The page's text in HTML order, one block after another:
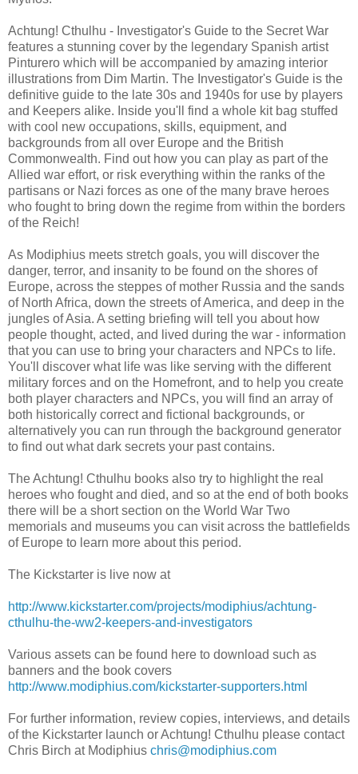
Achtung! Cthulhu - Investigator's Guide to the Secret War
features a stunning cover by the legendary Spanish artist
Pinturero which will be accompanied by amazing interior
illustrations from Dim Martin. The Investigator's Guide is the
definitive guide to the late 30s and 1940s for use by players
and Keepers alike. Inside you'll find a whole kit bag stuffed
with cool new occupations, skills, equipment, and
backgrounds from all over Europe and the British
Commonwealth. Find out how you can play as part of the
Allied war effort, or risk everything within the ranks of the
partisans or Nazi forces as one of the many brave heroes
who fought to bring down the regime from within the borders
of the Reich!
As Modiphius meets stretch goals, you will discover the
danger, terror, and insanity to be found on the shores of
Europe, across the steppes of mother Russia and the sands
of North Africa, down the streets of America, and deep in the
jungles of Asia. A setting briefing will tell you about how
people thought, acted, and lived during the war - information
that you can use to bring your characters and NPCs to life.
You'll discover what life was like serving with the different
military forces and on the Homefront, and to help you create
both player characters and NPCs, you will find an array of
both historically correct and fictional backgrounds, or
alternatively you can run through the background generator
to find out what dark secrets your past contains.
The Achtung! Cthulhu books also try to highlight the real
heroes who fought and died, and so at the end of both books
there will be a short section on the World War Two
memorials and museums you can visit across the battlefields
of Europe to learn more about this period.
The Kickstarter is live now at
http://www.kickstarter.com/projects/modiphius/achtung-
cthulhu-the-ww2-keepers-and-investigators
Various assets can be found here to download such as
banners and the book covers
http://www.modiphius.com/kickstarter-supporters.html
For further information, review copies, interviews, and details
of the Kickstarter launch or Achtung! Cthulhu please contact
Chris Birch at Modiphius chris@modiphius.com